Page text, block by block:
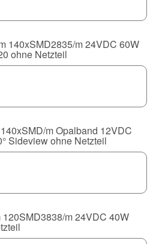
140xSMD2835/m 24VDC 60W
ohne Netzteil
m Opalband 12VDC
Sideview ohne Netzteil
m 24VDC 40W